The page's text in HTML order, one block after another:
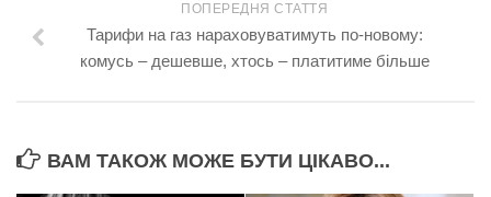
ПОПЕРЕДНЯ СТАТТЯ
Тарифи на газ нараховуватимуть по-новому:
комусь – дешевше, хтось – платитиме більше
ВАМ ТАКОЖ МОЖЕ БУТИ ЦІКАВО...